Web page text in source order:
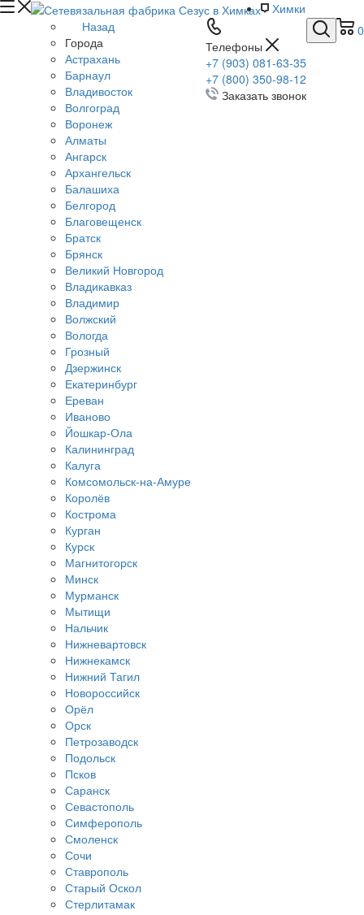
0
Телефоны
+7 (903) 081-63-35
+7 (800) 350-98-12
Заказать звонок
Химки
Назад
Города
Астрахань
Барнаул
Владивосток
Волгоград
Воронеж
Алматы
Ангарск
Архангельск
Балашиха
Белгород
Благовещенск
Братск
Брянск
Великий Новгород
Владикавказ
Владимир
Волжский
Вологда
Грозный
Дзержинск
Екатеринбург
Ереван
Иваново
Йошкар-Ола
Калининград
Калуга
Комсомольск-на-Амуре
Королёв
Кострома
Курган
Курск
Магнитогорск
Минск
Мурманск
Мытищи
Нальчик
Нижневартовск
Нижнекамск
Нижний Тагил
Новороссийск
Орёл
Орск
Петрозаводск
Подольск
Псков
Саранск
Севастополь
Симферополь
Смоленск
Сочи
Ставрополь
Старый Оскол
Стерлитамак